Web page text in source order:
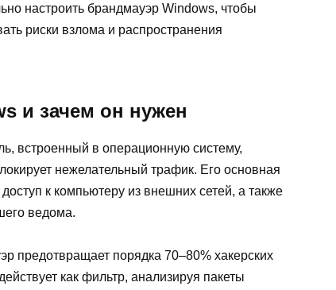
настроить брандмауэр Windows, чтобы
риски взлома и распространения
и зачем он нужен
встроенный в операционную систему,
нежелательный трафик. Его основная
к компьютеру из внешних сетей, а также
ведома.
предотвращает порядка 70–80% хакерских
как фильтр, анализируя пакеты